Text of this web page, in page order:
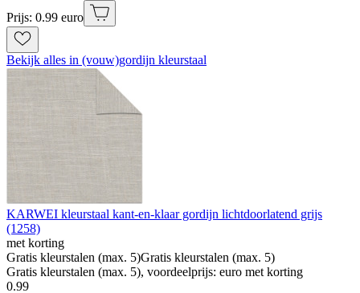
Prijs: 0.99 euro
Bekijk alles in (vouw)gordijn kleurstaal
KARWEI kleurstaal kant-en-klaar gordijn lichtdoorlatend grijs
(1258)
met korting
Gratis kleurstalen (max. 5)Gratis kleurstalen (max. 5)
Gratis kleurstalen (max. 5), voordeelprijs: euro met korting
0.99